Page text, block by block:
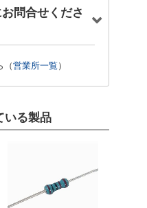
問合せくださ
（営業所一覧 ）
いる製品